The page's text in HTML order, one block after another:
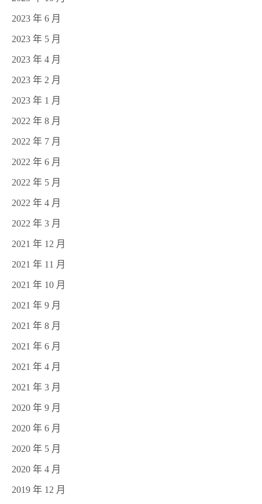
2023 年 6 月
2023 年 5 月
2023 年 4 月
2023 年 2 月
2023 年 1 月
2022 年 8 月
2022 年 7 月
2022 年 6 月
2022 年 5 月
2022 年 4 月
2022 年 3 月
2021 年 12 月
2021 年 11 月
2021 年 10 月
2021 年 9 月
2021 年 8 月
2021 年 6 月
2021 年 4 月
2021 年 3 月
2020 年 9 月
2020 年 6 月
2020 年 5 月
2020 年 4 月
2019 年 12 月